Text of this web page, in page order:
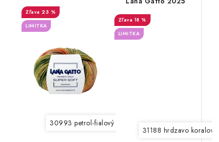
23 %
LIMITKA
30993 petrol-fialový mix 30995 petro-béžový mix
18 %
LIMITKA
31188 hrdzavo koralový